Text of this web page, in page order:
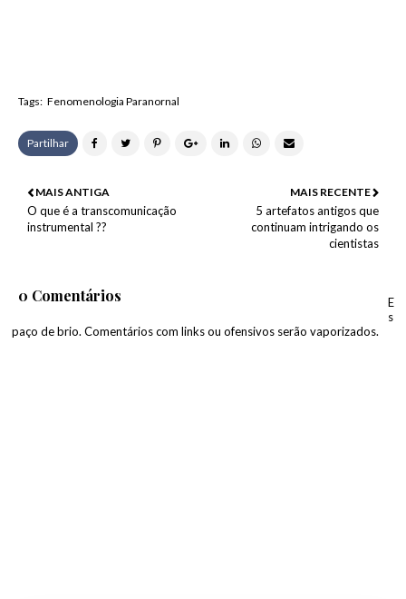
Tags: Fenomenologia Paranornal
Partilhar
MAIS RECENTE
5 artefatos antigos que
continuam intrigando os
cientistas
MAIS ANTIGA
O que é a transcomunicação
instrumental ??
0 Comentários
E
s
paço de brio. Comentários com links ou ofensivos serão vaporizados.